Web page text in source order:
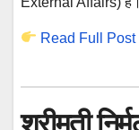
Read Full Post
श्रीमती